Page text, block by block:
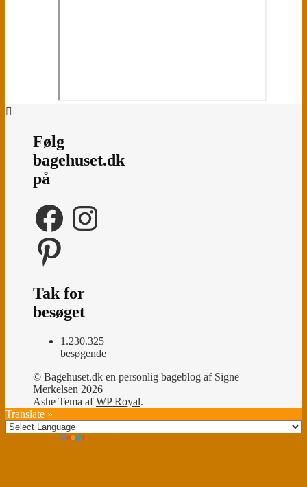
Følg
bagehuset.dk
på
FacebookInstagram
Pinterest
Tak for
besøget
1.230.325
besøgende
© Bagehuset.dk en personlig bageblog af Signe
Merkelsen 2026
Ashe Tema afWP Royal.
Translate »